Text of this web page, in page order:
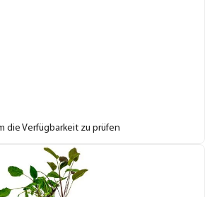
die Verfügbarkeit zu prüfen